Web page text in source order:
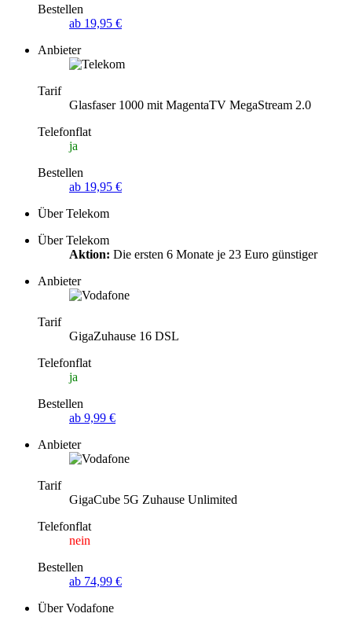
Bestellen
ab 19,95 €
Anbieter
Tarif
Glasfaser 1000 mit MagentaTV MegaStream 2.0
Telefonflat
ja
Bestellen
ab 19,95 €
Über Telekom
Über Telekom
Aktion: Die ersten 6 Monate je 23 Euro günstiger
Anbieter
Tarif
GigaZuhause 16 DSL
Telefonflat
ja
Bestellen
ab 9,99 €
Anbieter
Tarif
GigaCube 5G Zuhause Unlimited
Telefonflat
nein
Bestellen
ab 74,99 €
Über Vodafone